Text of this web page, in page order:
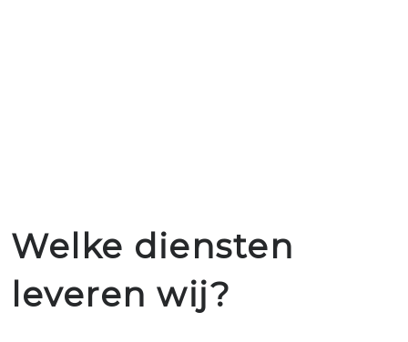
Welke diensten
leveren wij?